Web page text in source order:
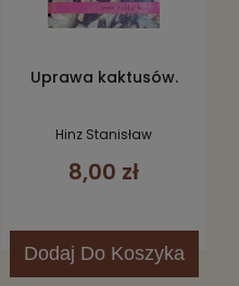
Uprawa kaktusów.
Hinz Stanisław
8,00 zł
Dodaj Do Koszyka